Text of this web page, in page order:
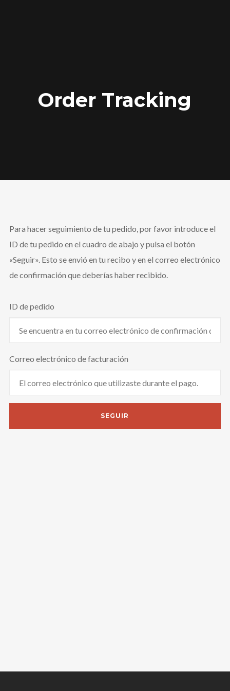
Order Tracking
Para hacer seguimiento de tu pedido, por favor introduce el
ID de tu pedido en el cuadro de abajo y pulsa el botón
«Seguir». Esto se envió en tu recibo y en el correo electrónico
de confirmación que deberías haber recibido.
ID de pedido
Correo electrónico de facturación
SEGUIR